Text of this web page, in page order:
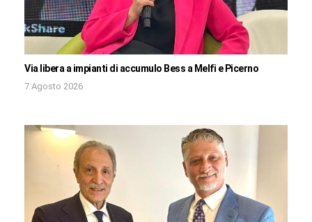
Via libera a impianti di accumulo Bess a Melfi e Picerno
7 Agosto 2026